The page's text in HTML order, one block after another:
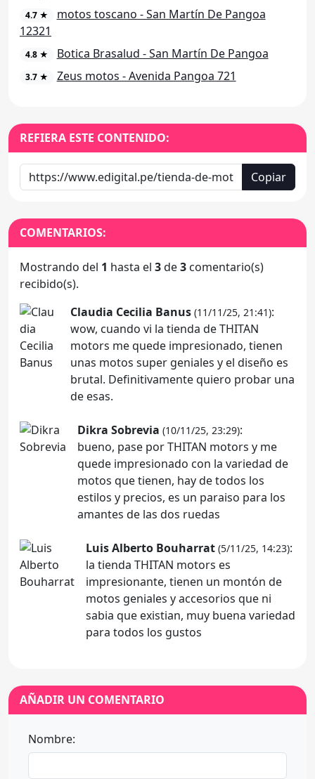
4.7 ★
motos toscano - San Martín De Pangoa
12321
4.8 ★ Botica Brasalud - San Martín De Pangoa
3.7 ★ Zeus motos - Avenida Pangoa 721
REFIERA ESTE CONTENIDO:
Copiar
COMENTARIOS:
Mostrando del 1 hasta el 3de3 comentario(s)
recibido(s).
Claudia Cecilia Banus (11/11/25, 21:41):
wow, cuando vi la tienda de THITAN
motors me quede impresionado, tienen
unas motos super geniales y el diseño es
brutal. Definitivamente quiero probar una
de esas.
Dikra Sobrevia (10/11/25, 23:29):
bueno, pase por THITAN motors y me
quede impresionado con la variedad de
motos que tienen, hay de todos los
estilos y precios, es un paraiso para los
amantes de las dos ruedas
Luis Alberto Bouharrat (5/11/25, 14:23):
la tienda THITAN motors es
impresionante, tienen un montón de
motos geniales y accesorios que ni
sabia que existian, muy buena variedad
para todos los gustos
AÑADIR UN COMENTARIO
Nombre: